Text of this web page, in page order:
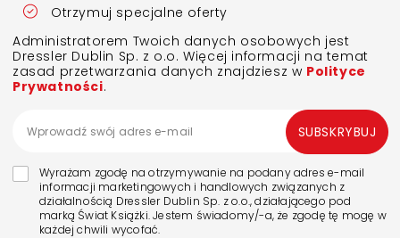
Otrzymuj specjalne oferty
Administratorem Twoich danych osobowych jest
Dressler Dublin Sp. z o.o. Więcej informacji na temat
zasad przetwarzania danych znajdziesz w Polityce
Prywatności.
Wyrażam zgodę na otrzymywanie na podany adres e-mail
informacji marketingowych i handlowych związanych z
działalnością Dressler Dublin Sp. z o.o., działającego pod
marką Świat Książki. Jestem świadomy/-a, że zgodę tę mogę w
każdej chwili wycofać.
SUBSKRYBUJ